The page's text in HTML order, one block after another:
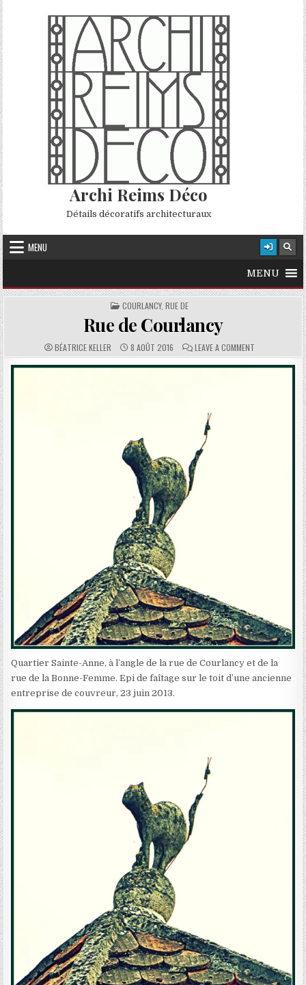
Skip to content
Archi Reims Déco
Détails décoratifs architecturaux
MENU
MENU
POSTED IN
COURLANCY, RUE DE
Rue de Courlancy
AUTHOR:
BÉATRICE KELLER PUBLISHED DATE:
8 AOÛT 2016 COMMENTS:
LEAVE A COMMENT ON RUE DE
Quartier Sainte-Anne, à l’angle de la rue de Courlancy et de la
rue de la Bonne-Femme. Epi de faîtage sur le toit d’une ancienne
entreprise de couvreur, 23 juin 2013.